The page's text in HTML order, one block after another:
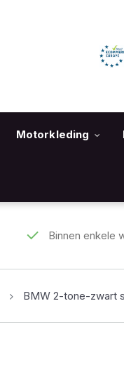
Motorkleding
Binnen enkele
BMW 2-tone-zwart